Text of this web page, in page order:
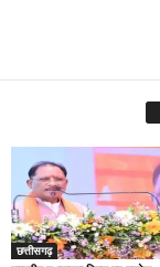
छत्तीसगढ़